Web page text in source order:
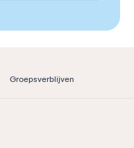
Groepsverblijven